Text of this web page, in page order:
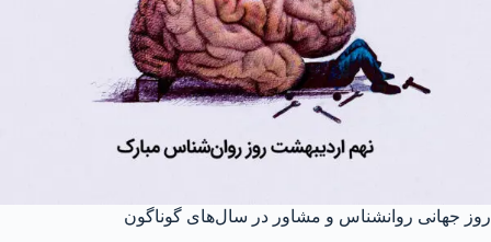
روز جهانی روانشناس و مشاور در سال‌های گوناگون